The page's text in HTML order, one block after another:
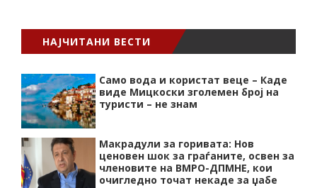
НАЈЧИТАНИ ВЕСТИ
Само вода и користат веце – Каде
виде Мицкоски зголемен број на
туристи – не знам
Макрадули за горивата: Нов
ценовен шок за граѓаните, освен за
членовите на ВМРО-ДПМНЕ, кои
очигледно точат некаде за џабе